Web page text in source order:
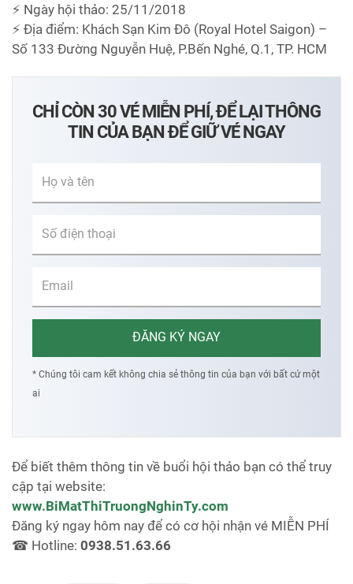
⚡ Ngày hội thảo: 25/11/2018
⚡ Địa điểm: Khách Sạn Kim Đô (Royal Hotel Saigon) –
Số 133 Đường Nguyễn Huệ, P.Bến Nghé, Q.1, TP. HCM
CHỈ CÒN 30 VÉ MIỄN PHÍ, ĐỂ LẠI THÔNG
TIN CỦA BẠN ĐỂ GIỮ VÉ NGAY
* Chúng tôi cam kết không chia sẻ thông tin của bạn với bất cứ một
ai
Để biết thêm thông tin về buổi hội thảo bạn có thể truy
cập tại website:
www.BiMatThiTruongNghinTy.com
Đăng ký ngay hôm nay để có cơ hội nhận vé MIỄN PHÍ
☎ Hotline: 0938.51.63.66